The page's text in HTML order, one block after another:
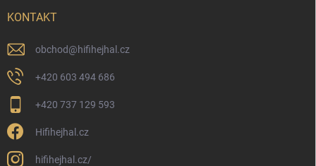
KONTAKT
obchod@hifihejhal.cz
+420 603 494 686
+420 737 129 593
Hifihejhal.cz
hifihejhal.cz/